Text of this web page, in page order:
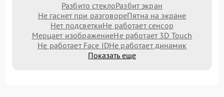
Разбито стеклоРазбит экран
Не гаснет при разговореПятна на экране
Нет подсветкиНе работает сенсор
Мерцает изображениеНе работает 3D Touch
Не работает Face IDНе работает динамик
Показать еще